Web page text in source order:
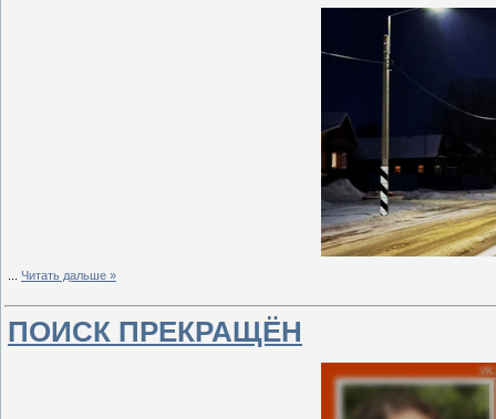
Читать дальше »
ПОИСК ПРЕКРАЩЁН